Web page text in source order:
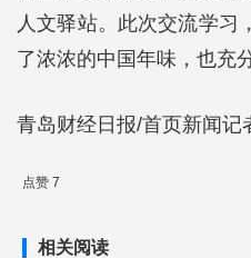
人文驿站。此次交流学习
了浓浓的中国年味，也充
青岛财经日报/首页新闻记
点赞 7
相关阅读